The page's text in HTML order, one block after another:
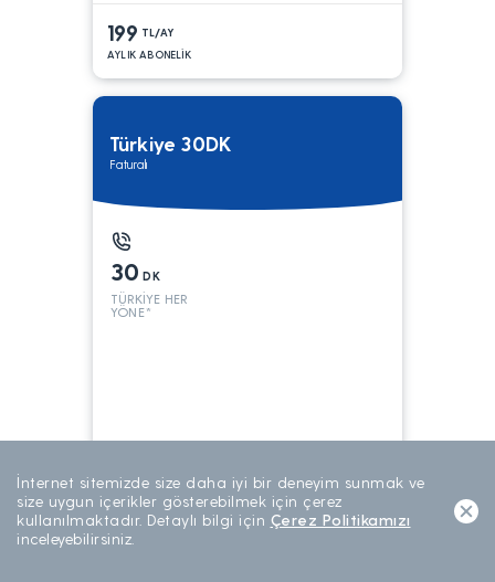
199 TL/AY
AYLIK ABONELİK
Türkiye 30DK
Faturalı
30 DK
TÜRKİYE HER
YÖNE*
199
AYLIK ABONELİK
İnternet sitemizde size daha iyi bir deneyim sunmak ve
size uygun içerikler gösterebilmek için çerez
kullanılmaktadır. Detaylı bilgi için Çerez Politikamızı
inceleyebilirsiniz.